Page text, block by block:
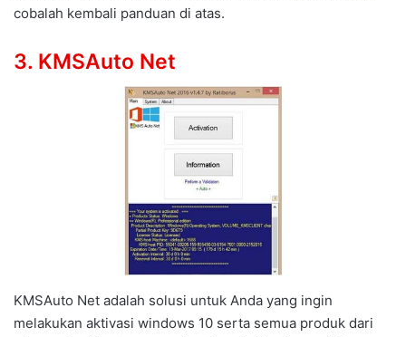
cobalah kembali panduan di atas.
3. KMSAuto Net
KMSAuto Net adalah solusi untuk Anda yang ingin
melakukan aktivasi windows 10 serta semua produk dari